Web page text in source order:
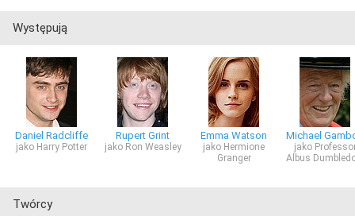
Występują
Daniel Radcliffe
jako Harry Potter
Rupert Grint
jako Ron Weasley
Emma Watson
jako Hermione
Granger
Michael
jako
Albus
Twórcy